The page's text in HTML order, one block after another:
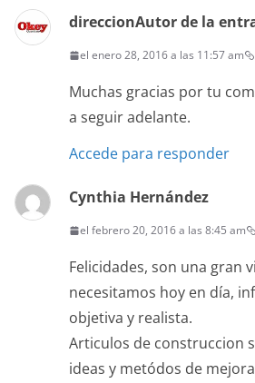
b
o e
l s
A
p
p
L
i
n
k
g
r
a
m
e
direccionAutor de la
el enero 28, 2016 a las 11:57 am
Muchas gracias por tu
a seguir adelante.
Accede para responder
Cynthia Hernández
el febrero 20, 2016 a las 8:45 am
Felicidades, son una gran
necesitamos hoy en día,
objetiva y realista.
Articulos de construccion
ideas y metódos de